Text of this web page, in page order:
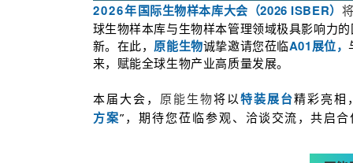
2026年国际生物样本库大会（2026 ISBER）
球生物样本库与生物样本管理领域极具影响力
新。在此， 原能生物诚挚邀请您莅临A01展位，
来，赋能全球生物产业高质量发展。
本届大会， 原能生物将以 特装展台精彩亮相
方案”，期待您莅临参观、 洽谈交流，共启